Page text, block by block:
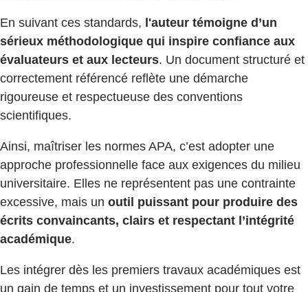
En suivant ces standards, l'auteur témoigne d’un
sérieux méthodologique qui inspire confiance aux
évaluateurs et aux lecteurs. Un document structuré et
correctement référencé reflète une démarche
rigoureuse et respectueuse des conventions
scientifiques.
Ainsi, maîtriser les normes APA, c’est adopter une
approche professionnelle face aux exigences du milieu
universitaire. Elles ne représentent pas une contrainte
excessive, mais un outil puissant pour produire des
écrits convaincants, clairs et respectant l’intégrité
académique.
Les intégrer dès les premiers travaux académiques est
un gain de temps et un investissement pour tout votre